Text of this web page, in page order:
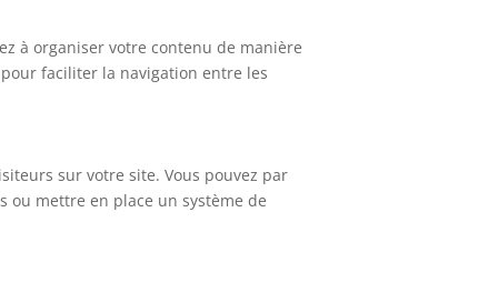
à organiser votre contenu de manière
faciliter la navigation entre les
sur votre site. Vous pouvez par
ou mettre en place un système de